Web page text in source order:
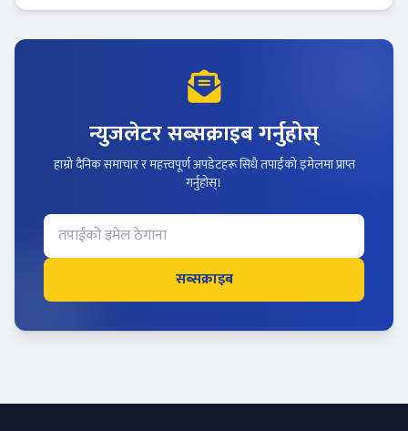
न्युजलेटर सब्सक्राइब गर्नुहोस्
हाम्रो दैनिक समाचार र महत्त्वपूर्ण अपडेटहरू सिधै तपाईंको इमेलमा प्राप्त
गर्नुहोस्।
सब्सक्राइब